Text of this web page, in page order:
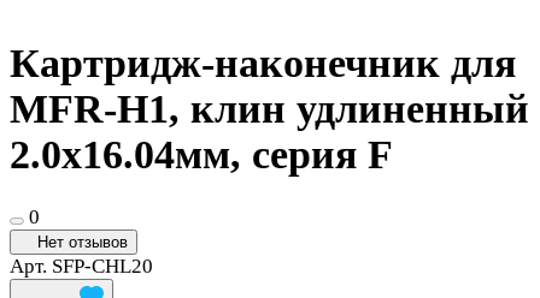
Картридж-наконечник для
MFR-H1, клин удлиненный
2.0х16.04мм, серия F
0
Нет отзывов
Арт. SFP-CHL20